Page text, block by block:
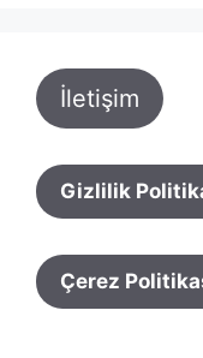
İletişim
Gizlilik
Çerez